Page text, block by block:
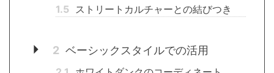
1.5 ストリートカルチャーとの結びつき
2 ベーシックスタイルでの活用